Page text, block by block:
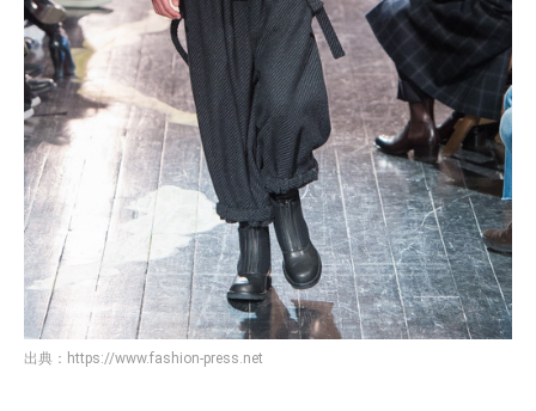
出典： https://www.fashion-press.net